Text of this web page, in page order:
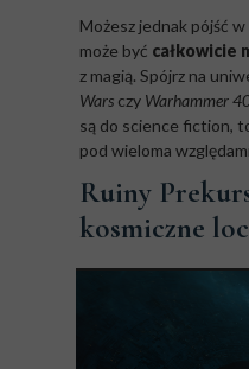
Możesz jednak pójść
może być całkowicie
z magią. Spójrz na
Wars czy Warhammer
są do science fiction,
pod wieloma
Ruiny
kosmiczne